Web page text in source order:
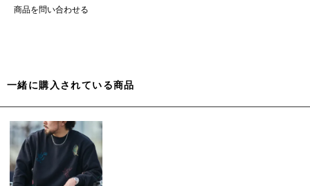
商品を問い合わせる
一緒に購入されている商品